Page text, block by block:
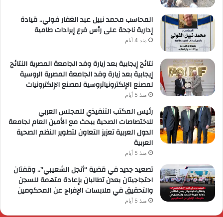
المحاسب محمد نبيل عبد الغفار فولي.. قيادة
إدارية ناجحة على رأس فرع إيرادات طامية
منذ 4 أيام
نتائج إيجابية بعد زيارة وفد الجامعة المصرية النتائج
إيجابية بعد زيارة وفد الجامعة المصرية الروسية
لمصنع الإلكترونياتروسية لمصنع الإلكترونيات
منذ 5 أيام
رئيس المكتب التنفيذي للمجلس العربي
للاختصاصات الصحية يبحث مع الأمين العام لجامعة
الدول العربية تعزيز التعاون لتطوير النظم الصحية
العربية
منذ 5 أيام
تصعيد جديد في قضية “أنجل الشعيبي”.. وقفتان
احتجاجيتان بعدن تطالبان بإعادة متهمة للسجن
والتحقيق في ملابسات الإفراج عن المحكومين
منذ 5 أيام